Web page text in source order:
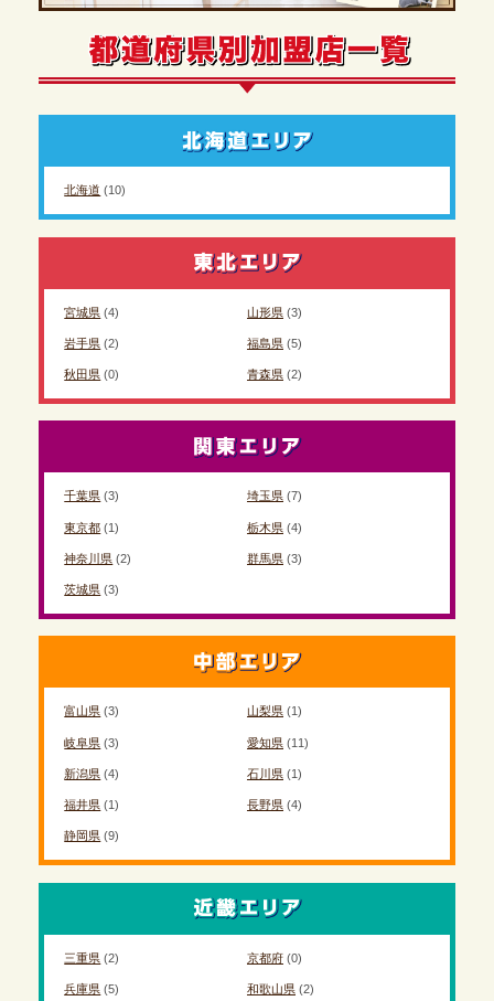
北海道 (10)
宮城県 (4) 山形県(3)
岩手県 (2) 福島県(5)
秋田県 (0) 青森県(2)
千葉県 (3) 埼玉県(7)
東京都 (1) 栃木県(4)
神奈川県 (2) 群馬県(3)
茨城県 (3)
富山県 (3) 山梨県(1)
岐阜県 (3) 愛知県(11)
新潟県 (4) 石川県(1)
福井県 (1) 長野県(4)
静岡県 (9)
三重県 (2) 京都府(0)
兵庫県 (5) 和歌山県(2)